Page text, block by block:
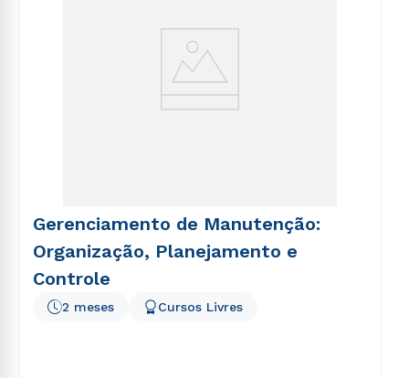
Gerenciamento de Manutenção:
Organização, Planejamento e
Controle
2 meses Cursos Livres